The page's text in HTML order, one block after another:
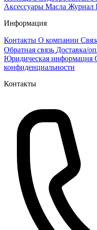
Аксессуары Масла Журнал
Информация
Контакты О компании
Обратная связь Доставка/
Юридическая информация
конфиденциальности
Контакты